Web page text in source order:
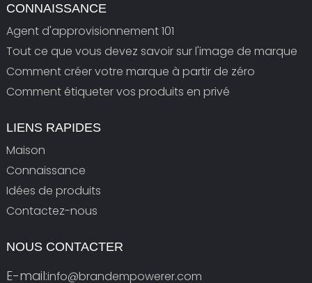
CONNAISSANCE
Agent d'approvisionnement 101
Tout ce que vous devez savoir sur l'image de marque
Comment créer votre marque à partir de zéro
Comment étiqueter vos produits en privé
LIENS RAPIDES
Maison
Connaissance
Idées de produits
Contactez-nous
NOUS CONTACTER
E-mail:info@brandempowerer.com